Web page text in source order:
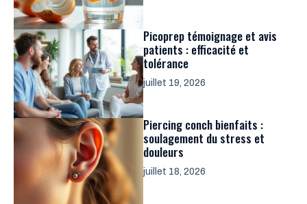
Picoprep témoignage et avis
patients : efficacité et
tolérance
juillet 19, 2026
Piercing conch bienfaits :
soulagement du stress et
douleurs
juillet 18, 2026